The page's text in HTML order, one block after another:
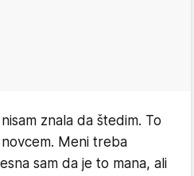
znala da štedim. To
novcem. Meni treba
sam da je to mana, ali